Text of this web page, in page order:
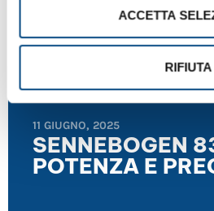
ACCETTA
RIFIUTA
11 GIUGNO, 2025
SENNEBOGEN
POTENZA E